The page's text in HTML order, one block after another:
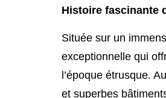
Histoire fascinante
Située sur un
exceptionnelle qui
l’époque étrusque.
et superbes